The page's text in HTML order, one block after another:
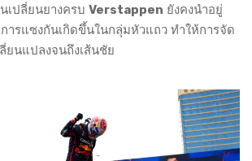
เปลี่ยนยางครบ Verstappen ยังคงนำอยู่
ารแซงกันเกิดขึ้นในกลุ่มหัวแถว ทำให้การจัด
ยนแปลงจนถึงเส้นชัย